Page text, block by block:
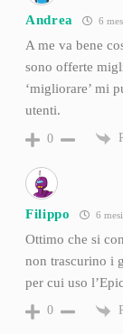
Andrea 6
A me va bene
sono offerte
‘migliorare’ mi
utenti.
0
Filippo 6
Ottimo che si
non trascurino i
per cui uso
0